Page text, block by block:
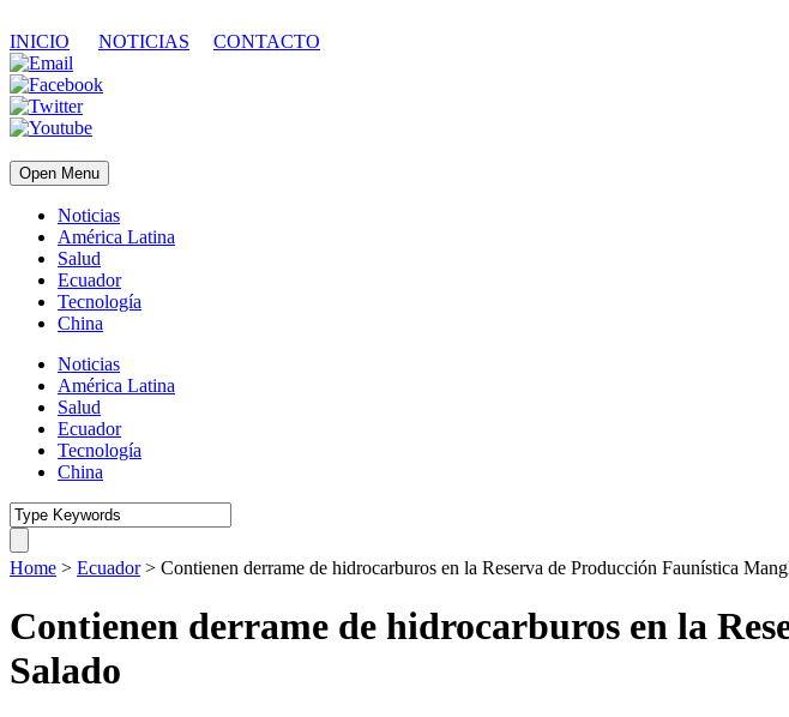
INICIO NOTICIAS CONTACTO
Open Menu
Noticias
América Latina
Salud
Ecuador
Tecnología
China
Noticias
América Latina
Salud
Ecuador
Tecnología
China
Home > Ecuador > Contienen derrame de hidrocarburos en la Reserva de Producción Faunística
Contienen derrame de hidrocarburos en la
Salado